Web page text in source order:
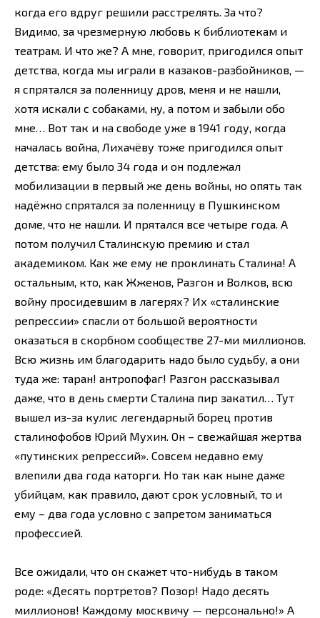
когда его вдруг решили расстрелять. За что?
Видимо, за чрезмерную любовь к библиотекам и
театрам. И что же? А мне, говорит, пригодился опыт
детства, когда мы играли в казаков-разбойников, —
я спрятался за поленницу дров, меня и не нашли,
хотя искали с собаками, ну, а потом и забыли обо
мне… Вот так и на свободе уже в 1941 году, когда
началась война, Лихачёву тоже пригодился опыт
детства: ему было 34 года и он подлежал
мобилизации в первый же день войны, но опять так
надёжно спрятался за поленницу в Пушкинском
доме, что не нашли. И прятался все четыре года. А
потом получил Сталинскую премию и стал
академиком. Как же ему не проклинать Сталина! А
остальным, кто, как Жженов, Разгон и Волков, всю
войну просидевшим в лагерях? Их «сталинские
репрессии» спасли от большой вероятности
оказаться в скорбном сообществе 27-ми миллионов.
Всю жизнь им благодарить надо было судьбу, а они
туда же: таран! антропофаг! Разгон рассказывал
даже, что в день смерти Сталина пир закатил… Тут
вышел из-за кулис легендарный борец против
сталинофобов Юрий Мухин. Он – свежайшая жертва
«путинских репрессий». Совсем недавно ему
влепили два года каторги. Но так как ныне даже
убийцам, как правило, дают срок условный, то и
ему – два года условно с запретом заниматься
профессией.
Все ожидали, что он скажет что-нибудь в таком
роде: «Десять портретов? Позор! Надо десять
миллионов! Каждому москвичу — персонально!» А